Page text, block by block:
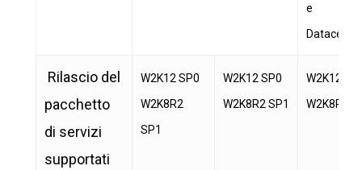
e
Rilascio del
pacchetto
di servizi
supportati
W2K12 SP0
W2K8R2
SP1
W2K12 SP0
W2K8R2 SP1
W2K12
W2K8R2